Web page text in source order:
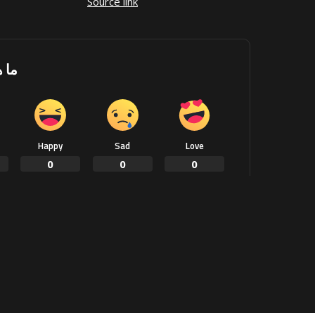
ما
Love
0
Sad
0
Happy
0